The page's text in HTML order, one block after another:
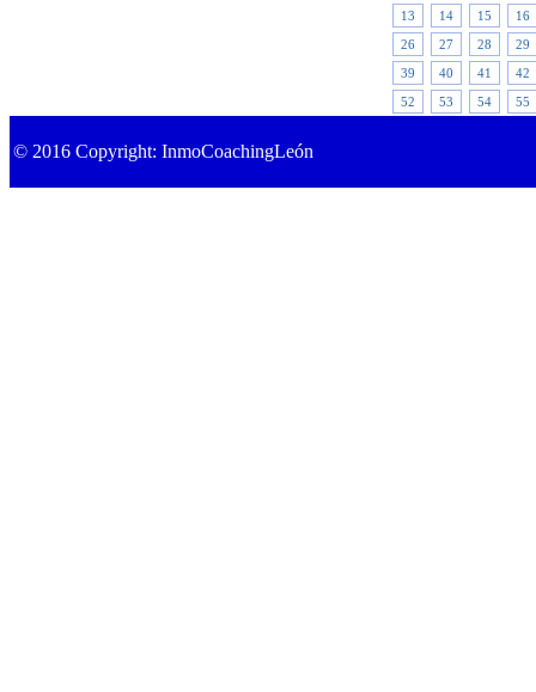
13
14 15
16
26
27 28
29
39
40 41
42
52
53 54 55
© 2016 Copyright: InmoCoachingLeón